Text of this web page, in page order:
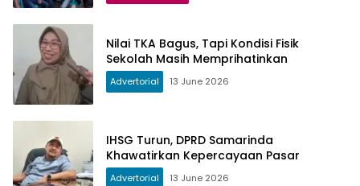
Nilai TKA Bagus, Tapi Kondisi Fisik
Sekolah Masih Memprihatinkan
Advertorial 13 June 2026
IHSG Turun, DPRD Samarinda
Khawatirkan Kepercayaan Pasar
Advertorial 13 June 2026